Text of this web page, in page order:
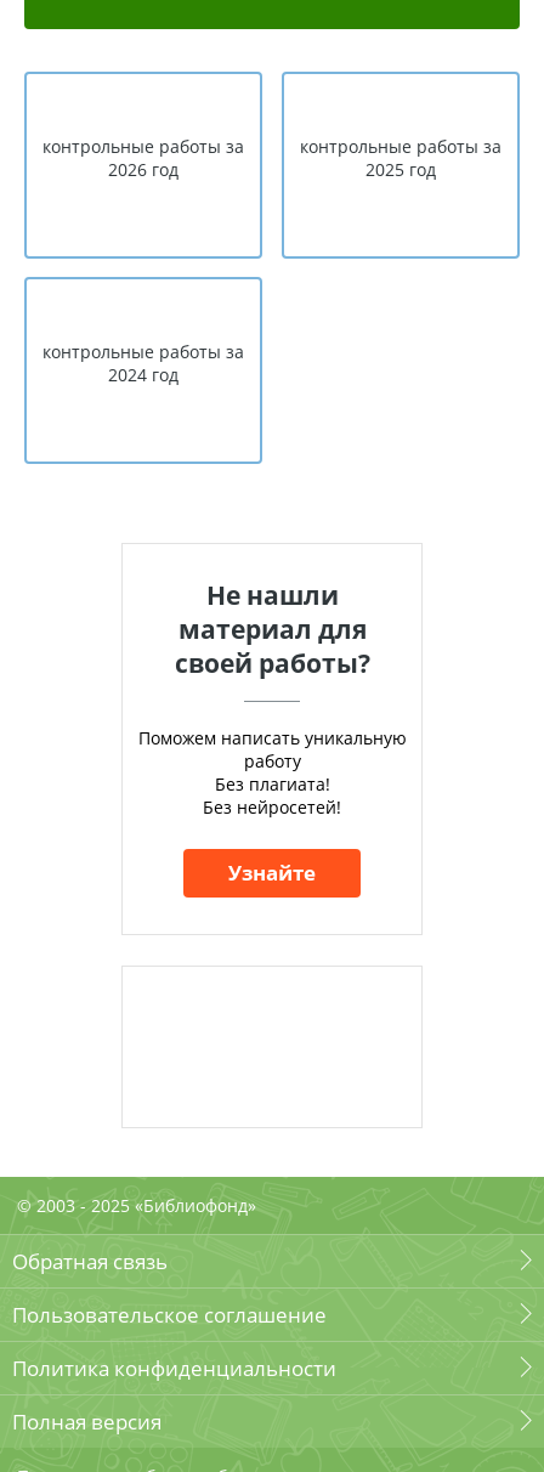
контрольные работы за
2026 год
контрольные работы за
2025 год
контрольные работы за
2024 год
Не нашли
материал для
своей работы?
Поможем написать уникальную
работу
Без плагиата!
Без нейросетей!
Узнайте
© 2003 - 2025 «Библиофонд»
Обратная связь
Пользовательское соглашение
Политика конфиденциальности
Полная версия